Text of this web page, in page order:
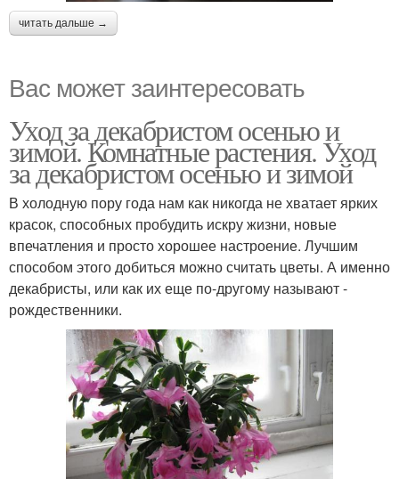
читать дальше →
Вас может заинтересовать
Уход за декабристом осенью и
зимой. Комнатные растения. Уход
за декабристом осенью и зимой
В холодную пору года нам как никогда не хватает ярких
красок, способных пробудить искру жизни, новые
впечатления и просто хорошее настроение. Лучшим
способом этого добиться можно считать цветы. А именно
декабристы, или как их еще по-другому называют -
рождественники.